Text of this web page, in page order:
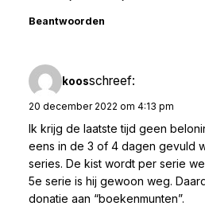
Beantwoorden
koosschreef:
20 december 2022 om 4:13 pm
Ik krijg de laatste tijd geen
eens in de 3 of 4 dagen gevuld
series. De kist wordt per serie
5e serie is hij gewoon weg.
donatie aan “boekenmunten”.